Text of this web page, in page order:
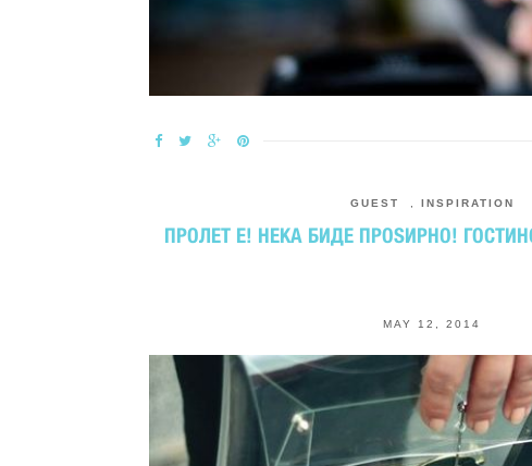
GUEST INSPIRATION
ПРОЛЕТ Е! НЕКА БИДЕ ПРОЅИРНО!
MAY 12, 2014